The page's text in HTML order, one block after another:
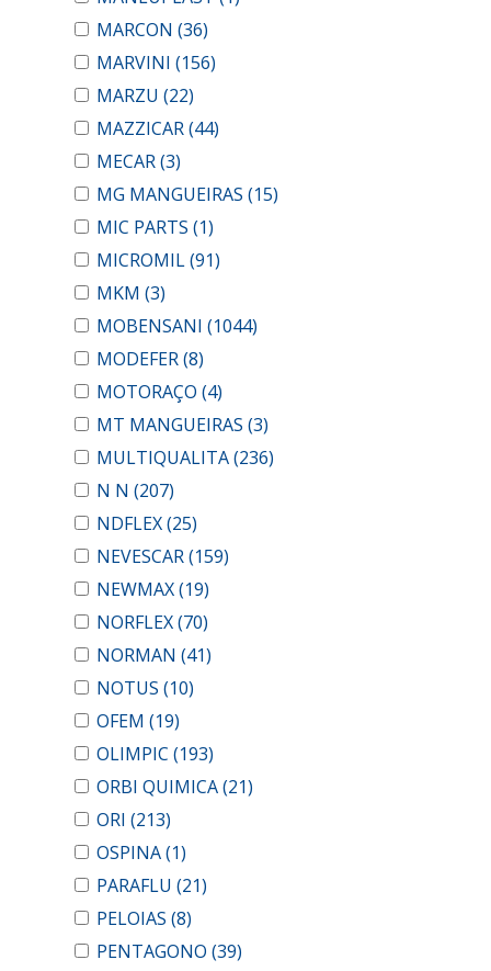
MARCON (36)
MARVINI (156)
MARZU (22)
MAZZICAR(44)
MECAR(3)
MG MANGUEIRAS (15)
MIC PARTS (1)
MICROMIL(91)
MKM (3)
MOBENSANI (1044)
MODEFER(8)
MOTORAÇO (4)
MT MANGUEIRAS (3)
MULTIQUALITA(236)
N N (207)
NDFLEX(25)
NEVESCAR(159)
NEWMAX(19)
NORFLEX(70)
NORMAN (41)
NOTUS (10)
OFEM (19)
OLIMPIC (193)
ORBI QUIMICA(21)
ORI (213)
OSPINA(1)
PARAFLU (21)
PELOIAS (8)
PENTAGONO (39)